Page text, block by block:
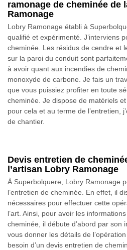
ramonage de cheminée de
Ramonage
Lobry Ramonage établi à
qualifié et expérimenté. J’interviens
cheminée. Les résidus de cendre et
sur la paroi du conduit sont
à avoir quant aux incendies de
monoxyde de carbone. Je fais un
que vous puissiez profiter en toute
cheminée. Je dispose de matériels
pour cela et au terme de l’entretien,
de chantier.
Devis entretien de
l’artisan Lobry Ramonage
À Superbolquere, Lobry Ramonage
l’entretien de cheminée. En effet, il
nécessaires pour effectuer cette
l’art. Ainsi, pour avoir les
cheminée, il débute d’abord par son
vous donner les détails de
besoin d’un devis entretien de